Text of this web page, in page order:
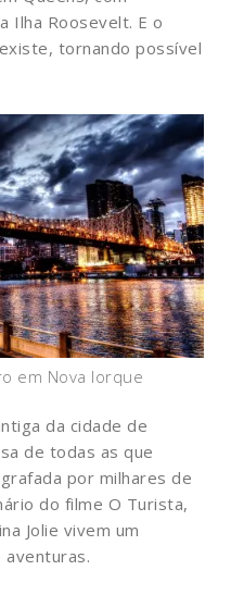
Ilha Roosevelt. E o
tornando possível
em Nova Iorque
da cidade de
de todas as que
por milhares de
do filme O Turista,
Jolie vivem um
aventuras.